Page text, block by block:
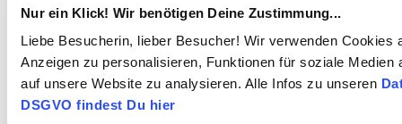
Nur ein Klick! Wir benötigen Deine Zustimmung...
Liebe Besucherin, lieber Besucher! Wir verwenden Cookies
Anzeigen zu personalisieren, Funktionen für soziale Medien
auf unsere Website zu analysieren. Alle Infos zu unseren
DSGVO findest Du hier
Weitere Termine
► Für weitere Terminanfragen und speziell für Gruppen von
mindestens 6 bis maximal 30 Teilnehmern nutzen Sie